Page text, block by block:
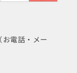
電話・メー